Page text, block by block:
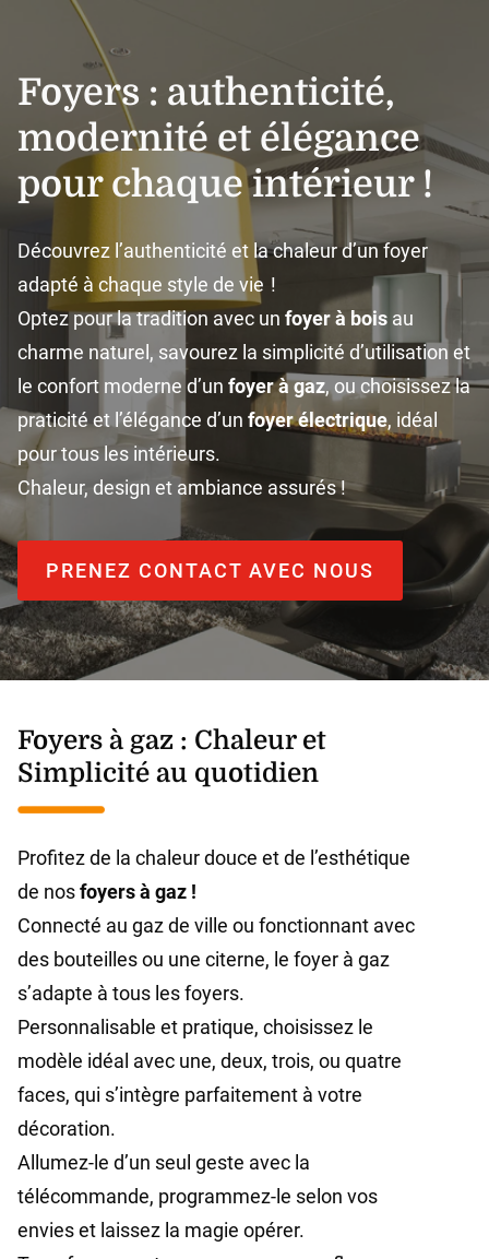
Foyers : authenticité,
modernité et élégance
pour chaque intérieur !
Découvrez l’authenticité et la chaleur d’un foyer
adapté à chaque style de vie !
Optez pour la tradition avec un foyer à bois au
charme naturel, savourez la simplicité d’utilisation et
le confort moderne d’un foyer à gaz, ou choisissez la
praticité et l’élégance d’un foyer électrique, idéal
pour tous les intérieurs.
Chaleur, design et ambiance assurés !
PRENEZ CONTACT AVEC NOUS
Foyers à gaz : Chaleur et
Simplicité au quotidien
Profitez de la chaleur douce et de l’esthétique
de nosfoyers à gaz !
Connecté au gaz de ville ou fonctionnant avec
des bouteilles ou une citerne, le foyer à gaz
s’adapte à tous les foyers.
Personnalisable et pratique, choisissez le
modèle idéal avec une, deux, trois, ou quatre
faces, qui s’intègre parfaitement à votre
décoration.
Allumez-le d’un seul geste avec la
télécommande, programmez-le selon vos
envies et laissez la magie opérer.